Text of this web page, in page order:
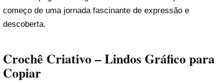
começo de uma jornada fascinante de expressão e
descoberta.
Crochê Criativo – Lindos Gráfico para
Copiar